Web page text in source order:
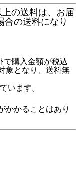
の送料は、お届
合の送料になり
購入金額が税込
象となり、送料無
います。
かかることはあり